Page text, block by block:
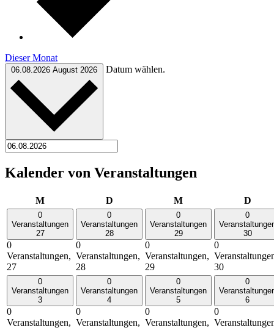
Dieser Monat
06.08.2026 August 2026 Datum wählen.
Kalender von Veranstaltungen
MMontag DDienstag MMittwoch D
0
Veranstaltungen
27
0
Veranstaltungen,
27
0
Veranstaltungen
28
0
Veranstaltungen,
28
0
Veranstaltungen
29
0
Veranstaltungen,
29
0
30
0
30
0
Veranstaltungen
3
0
Veranstaltungen,
0
Veranstaltungen
4
0
Veranstaltungen,
0
Veranstaltungen
5
0
Veranstaltungen,
0
6
0